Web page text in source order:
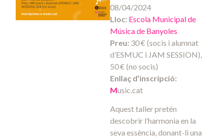
08/04/2024
Lloc: Escola Municipal de
Música de Banyoles
Preu: 30 € (socis i alumnat
d’ESMUC i JAM SESSION),
50 € (no socis)
Enllaç d’inscripció:
Music.cat
Aquest taller pretén
descobrir l’harmonia en la
seva essència, donant-li una